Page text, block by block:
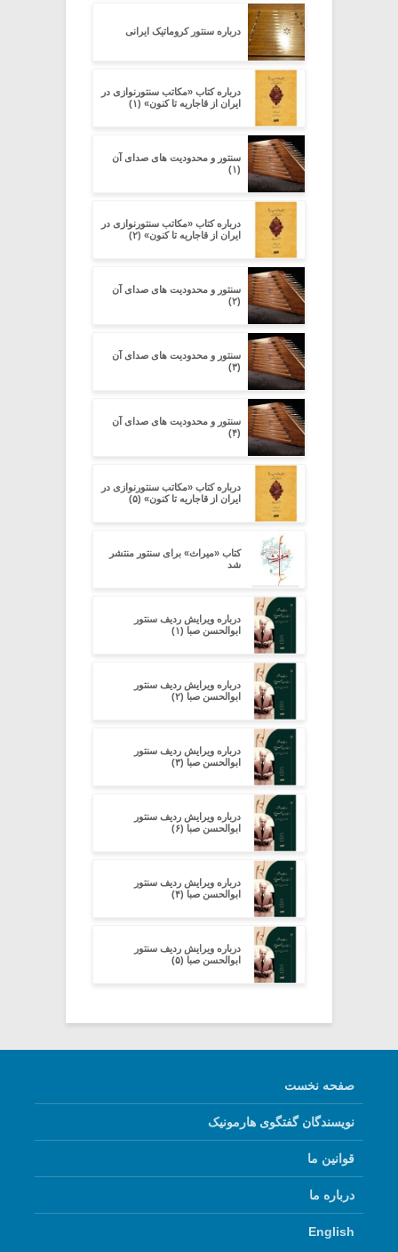
درباره سنتور کروماتیک ایرانی
درباره کتاب «مکاتب سنتورنوازی در
ایران از قاجاریه تا کنون» (۱)
سنتور و محدودیت‌ های صدای آن
(۱)
درباره کتاب «مکاتب سنتورنوازی در
ایران از قاجاریه تا کنون» (۲)
سنتور و محدودیت‌ های صدای آن
(۲)
سنتور و محدودیت‌ های صدای آن
(۳)
سنتور و محدودیت‌ های صدای آن
(۴)
درباره کتاب «مکاتب سنتورنوازی در
ایران از قاجاریه تا کنون» (۵)
کتاب «میراث» برای سنتور منتشر
شد
درباره ویرایش ردیف سنتور
ابوالحسن صبا (۱)
درباره ویرایش ردیف سنتور
ابوالحسن صبا (۲)
درباره ویرایش ردیف سنتور
ابوالحسن صبا (۳)
درباره ویرایش ردیف سنتور
ابوالحسن صبا (۶)
درباره ویرایش ردیف سنتور
ابوالحسن صبا (۴)
درباره ویرایش ردیف سنتور
ابوالحسن صبا (۵)
صفحه نخست
نویسندگان گفتگوی هارمونیک
قوانین ما
درباره ما
English